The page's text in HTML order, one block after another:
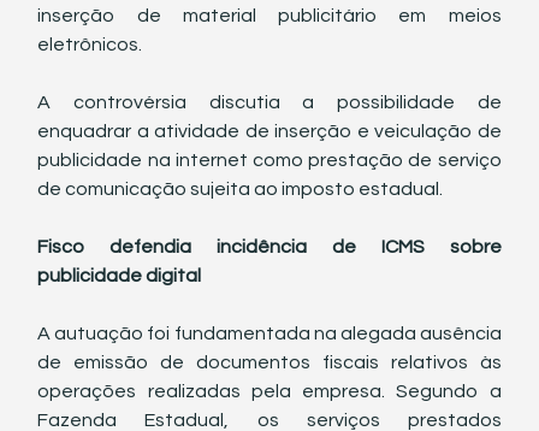
inserção de material publicitário em meios
eletrônicos.
A controvérsia discutia a possibilidade de
enquadrar a atividade de inserção e veiculação de
publicidade na internet como prestação de serviço
de comunicação sujeita ao imposto estadual.
Fisco defendia incidência de ICMS sobre
publicidade digital
A autuação foi fundamentada na alegada ausência
de emissão de documentos fiscais relativos às
operações realizadas pela empresa. Segundo a
Fazenda Estadual, os serviços prestados